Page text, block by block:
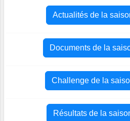
Actualités de la
Documents de la
Challenge de la
Résultats de la